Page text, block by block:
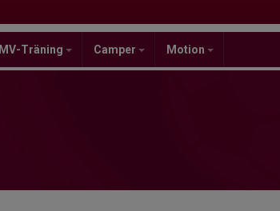
MV-Träning Camper Motion